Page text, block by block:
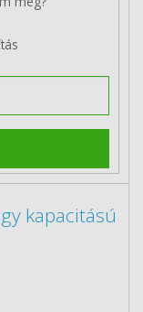
kapacitású